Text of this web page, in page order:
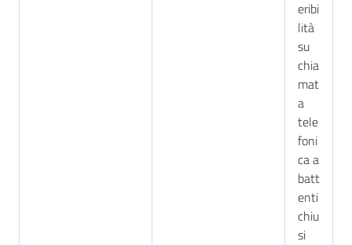
eribi
lità
su
chia
mat
a
tele
foni
ca a
batt
enti
chiu
si